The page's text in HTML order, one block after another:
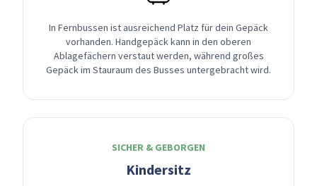
In Fernbussen ist ausreichend Platz für dein Gepäck
vorhanden. Handgepäck kann in den oberen
Ablagefächern verstaut werden, während großes
Gepäck im Stauraum des Busses untergebracht wird.
SICHER & GEBORGEN
Kindersitz